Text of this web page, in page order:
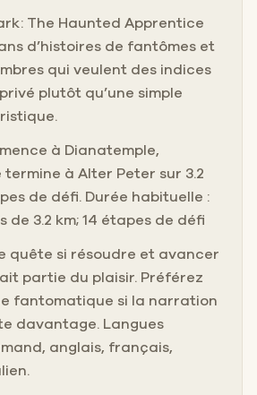
The Haunted Apprentice
d’histoires de fantômes et
qui veulent des indices
plutôt qu’une simple
à Dianatemple,
à Alter Peter sur 3.2
de défi. Durée habituelle :
de 3.2 km; 14 étapes de défi
quête si résoudre et avancer
partie du plaisir. Préférez
fantomatique si la narration
davantage. Langues
anglais, français,